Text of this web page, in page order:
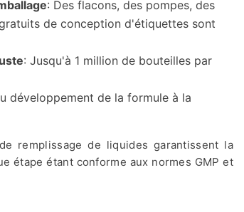
: Des flacons, des pompes, des
de conception d'étiquettes sont
: Jusqu'à 1 million de bouteilles par
développement de la formule à la
remplissage de liquides garantissent la
étape étant conforme aux normes GMP et